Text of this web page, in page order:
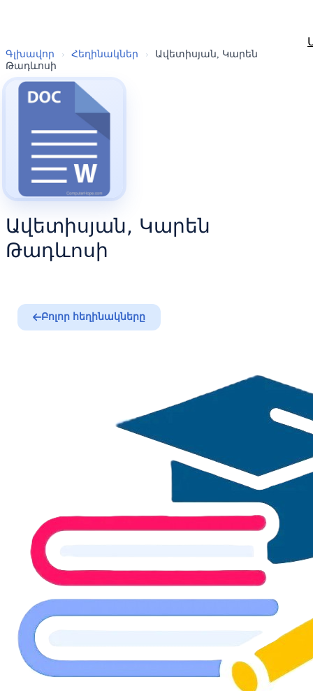
Գլխավոր › Հեղինակներ ›
Ավետիսյան, Կարեն
Թադևոսի
Ավետիսյան, Կարեն
Թադևոսի
Բոլոր հեղինակները